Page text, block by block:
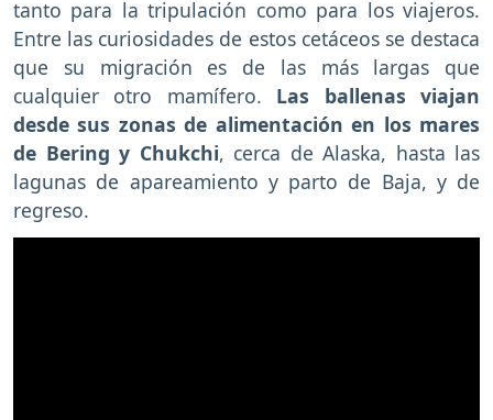
tanto para la tripulación como para los viajeros.
Entre las curiosidades de estos cetáceos se destaca
que su migración es de las más largas que
cualquier otro mamífero. Las ballenas viajan
desde sus zonas de alimentación en los mares
de Bering y Chukchi, cerca de Alaska, hasta las
lagunas de apareamiento y parto de Baja, y de
regreso.